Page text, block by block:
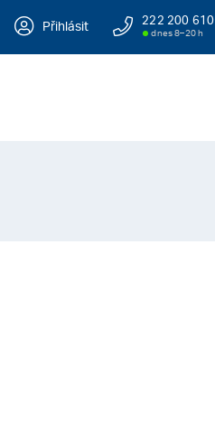
Přihlásit 222 200 610
dnes 8–20 h